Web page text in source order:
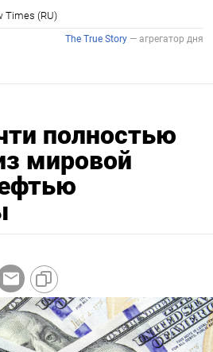
полностью
мировой